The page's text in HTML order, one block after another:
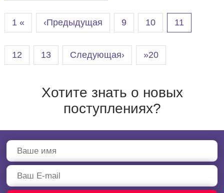
1 « ‹Предыдущая 9 10 11
12 13 Следующая› »20
Хотите знать о новых
поступлениях?